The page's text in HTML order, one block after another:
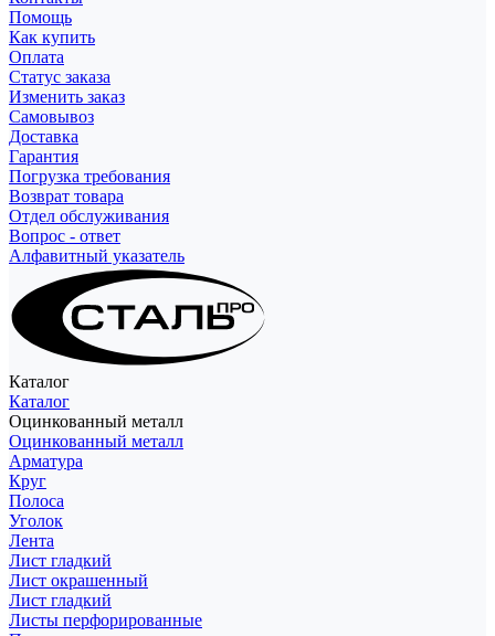
Помощь
Как купить
Оплата
Статус заказа
Изменить заказ
Самовывоз
Доставка
Гарантия
Погрузка требования
Возврат товара
Отдел обслуживания
Вопрос - ответ
Алфавитный указатель
Каталог
Каталог
Оцинкованный металл
Оцинкованный металл
Арматура
Круг
Полоса
Уголок
Лента
Лист гладкий
Лист окрашенный
Лист гладкий
Листы перфорированные